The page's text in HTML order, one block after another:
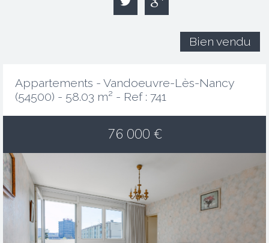
Bien vendu
Appartements - Vandoeuvre-Lès-Nancy
(54500) - 58.03 m² - Ref : 741
76 000 €